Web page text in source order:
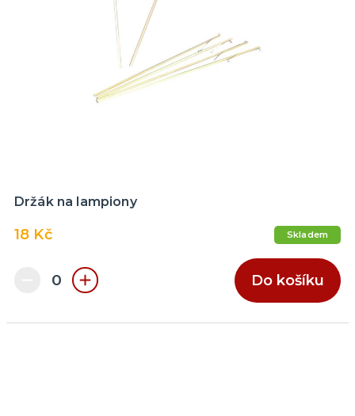
Držák na lampiony
18 Kč Skladem
Do košíku